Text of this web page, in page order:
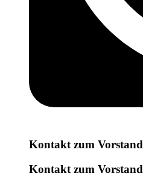
Kontakt zum Vorstand
Kontakt zum Vorstand